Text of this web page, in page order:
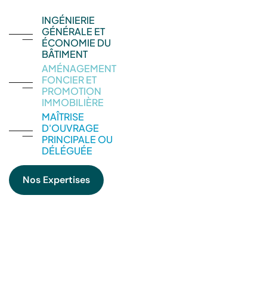
INGÉNIERIE
GÉNÉRALE ET
ÉCONOMIE DU
BÂTIMENT
AMÉNAGEMENT
FONCIER ET
PROMOTION
IMMOBILIÈRE
MAÎTRISE
D'OUVRAGE
PRINCIPALE OU
DÉLÉGUÉE
Nos Expertises